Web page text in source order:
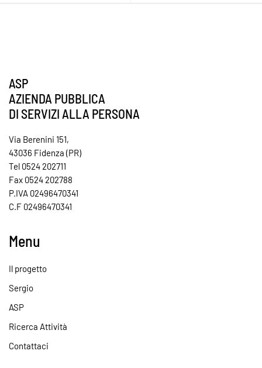
ASP
AZIENDA PUBBLICA
DI SERVIZI ALLA PERSONA
Via Berenini 151,
43036 Fidenza (PR)
Tel 0524 202711
Fax 0524 202788
P.IVA 02496470341
C.F 02496470341
Menu
Il progetto
Sergio
ASP
Ricerca Attività
Contattaci